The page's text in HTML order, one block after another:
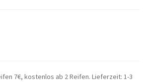
7€, kostenlos ab 2 Reifen. Lieferzeit: 1-3